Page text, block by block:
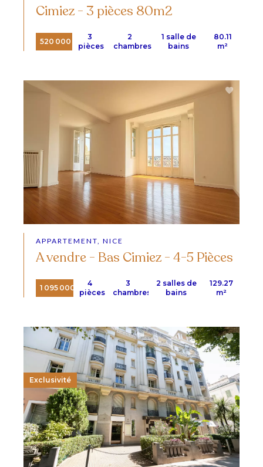
Cimiez - 3 pièces 80m2
520 000 €
3
pièces
2
chambres
1 salle de
bains
80.11
m²
APPARTEMENT, NICE
A vendre - Bas Cimiez - 4-5 Pièces
1 095 000 €
4
pièces
3
chambres
2 salles de
bains
129.27
m²
Exclusivité